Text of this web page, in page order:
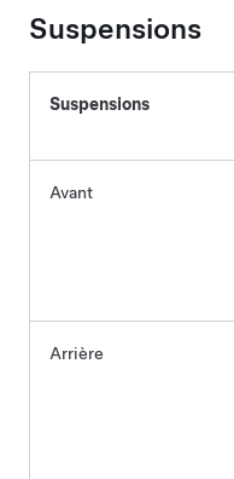
Suspensions
Suspensions
Avant
Arrière